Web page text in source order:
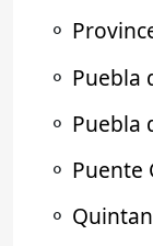
⚬
⚬ Puebla
⚬ Puebla
⚬ Puente
⚬